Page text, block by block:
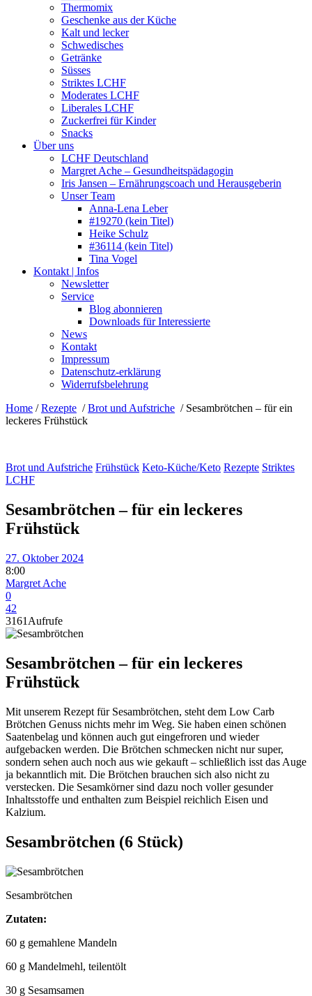
Thermomix
Geschenke aus der Küche
Kalt und lecker
Schwedisches
Getränke
Süsses
Striktes LCHF
Moderates LCHF
Liberales LCHF
Zuckerfrei für Kinder
Snacks
Über uns
LCHF Deutschland
Margret Ache – Gesundheitspädagogin
Iris Jansen – Ernährungscoach und Herausgeberin
Unser Team
Anna-Lena Leber
#19270 (kein Titel)
Heike Schulz
#36114 (kein Titel)
Tina Vogel
Kontakt | Infos
Newsletter
Service
Blog abonnieren
Downloads für Interessierte
News
Kontakt
Impressum
Datenschutz-erklärung
Widerrufsbelehrung
Home /Rezepte /Brot und Aufstriche / Sesambrötchen – für ein
leckeres Frühstück
Brot und Aufstriche Frühstück Keto-Küche/Keto Rezepte Striktes
LCHF
Sesambrötchen – für ein leckeres
Frühstück
27. Oktober 2024
8:00
Margret Ache
0
42
3161 Aufrufe
Sesambrötchen – für ein leckeres
Frühstück
Mit unserem Rezept für Sesambrötchen, steht dem Low Carb
Brötchen Genuss nichts mehr im Weg. Sie haben einen schönen
Saatenbelag und können auch gut eingefroren und wieder
aufgebacken werden. Die Brötchen schmecken nicht nur super,
sondern sehen auch noch aus wie gekauft – schließlich isst das Auge
ja bekanntlich mit. Die Brötchen brauchen sich also nicht zu
verstecken. Die Sesamkörner sind dazu noch voller gesunder
Inhaltsstoffe und enthalten zum Beispiel reichlich Eisen und
Kalzium.
Sesambrötchen (6 Stück)
Sesambrötchen
Zutaten:
60 g gemahlene Mandeln
60 g Mandelmehl, teilentölt
30 g Sesamsamen